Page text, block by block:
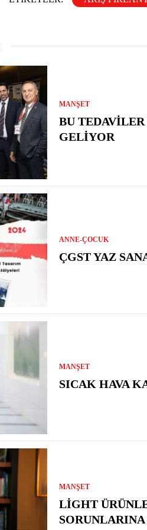
MANŞET
BU
GELIYOR
ANNE-ÇOCUK
ÇGST YAZ
MANŞET
SICAK HAVA
MANŞET
LIGHT